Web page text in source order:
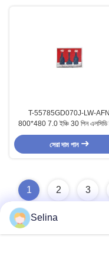
T-55785GD070J-LW-AFN
800*480 7.0 ইঞ্চি 30 পিন এলসিডি
প্যানেল
সেরা দাম পান
1 2 3
Selina